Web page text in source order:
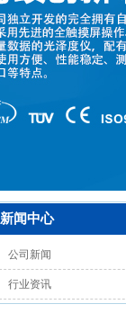
新闻中心
公司新闻
行业资讯